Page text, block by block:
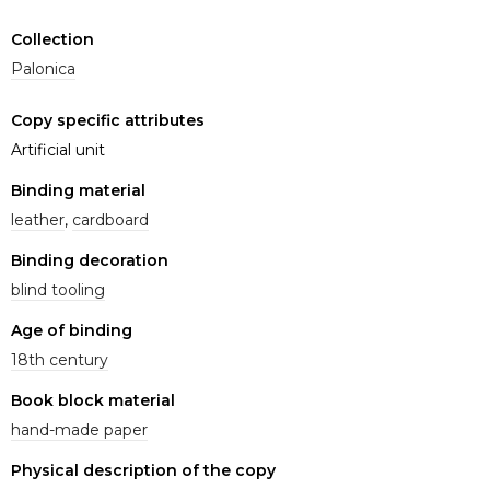
Collection
Palonica
Copy specific attributes
Artificial unit
Binding material
leather, cardboard
Binding decoration
blind tooling
Age of binding
18th century
Book block material
hand-made paper
Physical description of the copy